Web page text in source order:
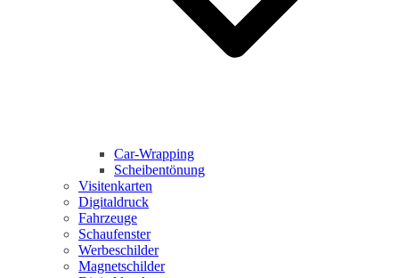
Car-Wrapping
Scheibentönung
Visitenkarten
Digitaldruck
Fahrzeuge
Schaufenster
Werbeschilder
Magnetschilder